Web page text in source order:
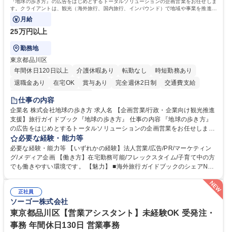
『地球の歩き方』の広告をはじめとするトータルソリューションの企画営業をお任せしま
す。クライアントは、観光（海外旅行、国内旅行、インバウンド）で地域や事業を推進し
たい国内外の行政や企業です。
月給
25万円以上
勤務地
東京都品川区
年間休日120日以上
介護休暇あり 転勤なし
時短勤務あり
退職金あり
在宅OK 賞与あり 完全週休2日制
交通費支給
駅近5分以内
仕事の内容
企業名 株式会社地球の歩き方 求人名 【企画営業/行政・企業向け観光推進
支援】旅行ガイドブック『地球の歩き方』 仕事の内容 『地球の歩き方』
の広告をはじめとするトータルソリューションの企画営業をお任せしま
す。クライアントは、観光（海外旅行、国内旅行、インバウンド）で地域
や事業を推進したい国内外の行政や企業です。 【業務詳細】■『地球の歩
き方』は海外旅行ガイドブックのNo.1ブランドであり、国内旅行において
も牽引しております。観光推進支援においても、業界を牽引する意欲的な
国策事業です。「GOOD LUCK TRIP」は、海外旅行ガイドブックと同様
に、インバウンドのトップブランドに成長しております■旅が業務であ
り、日常です。旅好きにはこれ以上ない環境です 募集職種 【企画営業/行
政・企業向け観光推進支援】旅行ガイドブック『地球の歩き方』
必要な経験・能力等
必要な経験・能力等 【いずれかの経験】法人営業/広告/PR/マーケティン
グ/メディア企画 【働き方】在宅勤務可能/フレックスタイム/子育て中の方
でも働きやすい環境です。 【魅力】 ■海外旅行ガイドブックのシェアNo.1
ることが可能です。 ■国内旅行ガイドブックは立ち上げ間もない新規事業
であり、「地球の歩き方」としてどう取り組むか、共に形を作るコアメン
バーとして活躍いただきます。 学歴・資格 学歴：大学院 大学 語学力： 資
格：
正社員
ソーゴー株式会社
東京都品川区【営業アシスタント】未経験OK 受発注・
事務 年間休日130日 営業事務